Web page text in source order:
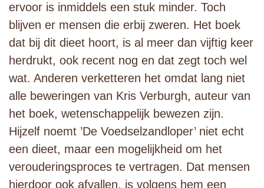
ervoor is inmiddels een stuk minder. Toch
blijven er mensen die erbij zweren. Het boek
dat bij dit dieet hoort, is al meer dan vijftig keer
herdrukt, ook recent nog en dat zegt toch wel
wat. Anderen verketteren het omdat lang niet
alle beweringen van Kris Verburgh, auteur van
het boek, wetenschappelijk bewezen zijn.
Hijzelf noemt ’De Voedselzandloper’ niet echt
een dieet, maar een mogelijkheid om het
verouderingsproces te vertragen. Dat mensen
hierdoor ook afvallen, is volgens hem een